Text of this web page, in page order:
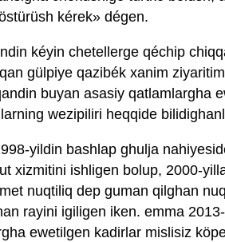
kérek» dégen.
kéyin chetellerge qéchip
gülpiye qazibék xanim
buyan asasiy qatlamlargha
wezipiliri heqqide
yildin bashlap ghulja
xizmitini ishligen bolup, 2000-
nuqtiliq dep guman qilghan
rayini igiligen iken. emma
ewetilgen kadirlar mislisiz